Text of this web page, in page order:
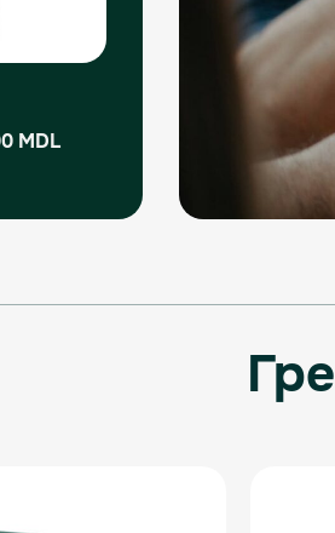
MDL